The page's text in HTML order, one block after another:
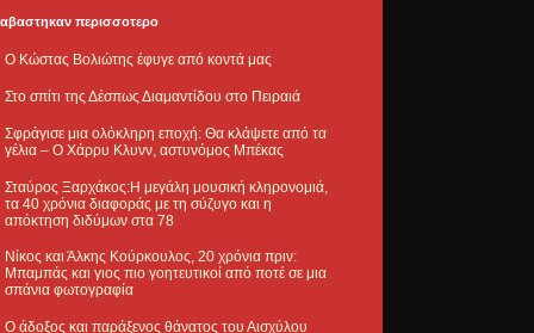
περισσοτερο
Ο Κώστας Βολιώτης έφυγε από κοντά μας
Στο σπίτι της Δέσπως Διαμαντίδου στο Πειραιά
Σφράγισε μια ολόκληρη εποχή: Θα κλάψετε από τα
γέλια – Ο Χάρρυ Κλυνν, αστυνόμος Μπέκας
Σταύρος Ξαρχάκος:Η μεγάλη μουσική κληρονομιά,
τα 40 χρόνια διαφοράς με τη σύζυγο και η
απόκτηση διδύμων στα 78
Νίκος και Άλκης Κούρκουλος, 20 χρόνια πριν:
Μπαμπάς και γιος πιο γοητευτικοί από ποτέ σε μια
σπάνια φωτογραφία
Ο άδοξος και παράξενος θάνατος του Αισχύλου